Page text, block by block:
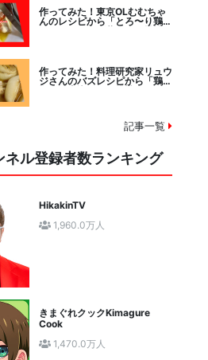
作ってみた！東京OLむむちゃ
んのレシピから「とろ〜り鶏む
作ってみた！料理研究家リュウ
ジさんのバズレシピから「鶏の
記事一覧
ネル登録者数ランキング
HikakinTV
1,960.0万人
きまぐれクックKimagure
Cook
1,470.0万人